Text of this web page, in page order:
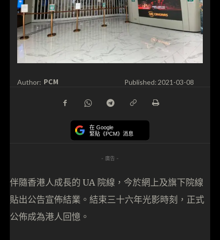
Author: PCM Published: 2021-03-08
在 Google
緊貼《PCM》消息
- 廣告 -
伴隨香港人成長的 UA 院線，今於網上及旗下院線
貼出公告宣佈結業。結束三十六年光影時刻，正式
公佈成為港人回憶。